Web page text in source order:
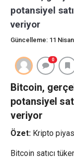
potansiyel
veriyor
Güncelleme: 11
0
Bitcoin,
potansiyel
veriyor
Özet: Kripto
Bitcoin satıcı